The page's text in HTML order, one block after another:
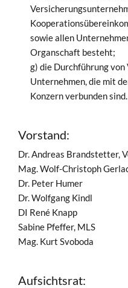
sowie allen
Organschaft besteht;
g) die Durchführung
Unternehmen, die mit
Konzern verbunden sind.
Vorstand:
Dr. Andreas Brandstetter,
Mag. Wolf-Christoph
Dr. Peter Humer
Dr. Wolfgang Kindl
DI René Knapp
Sabine Pfeffer, MLS
Mag. Kurt Svoboda
Aufsichtsrat: